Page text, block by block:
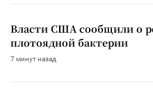
Власти США сообщили о
плотоядной бактерии
7 минут назад